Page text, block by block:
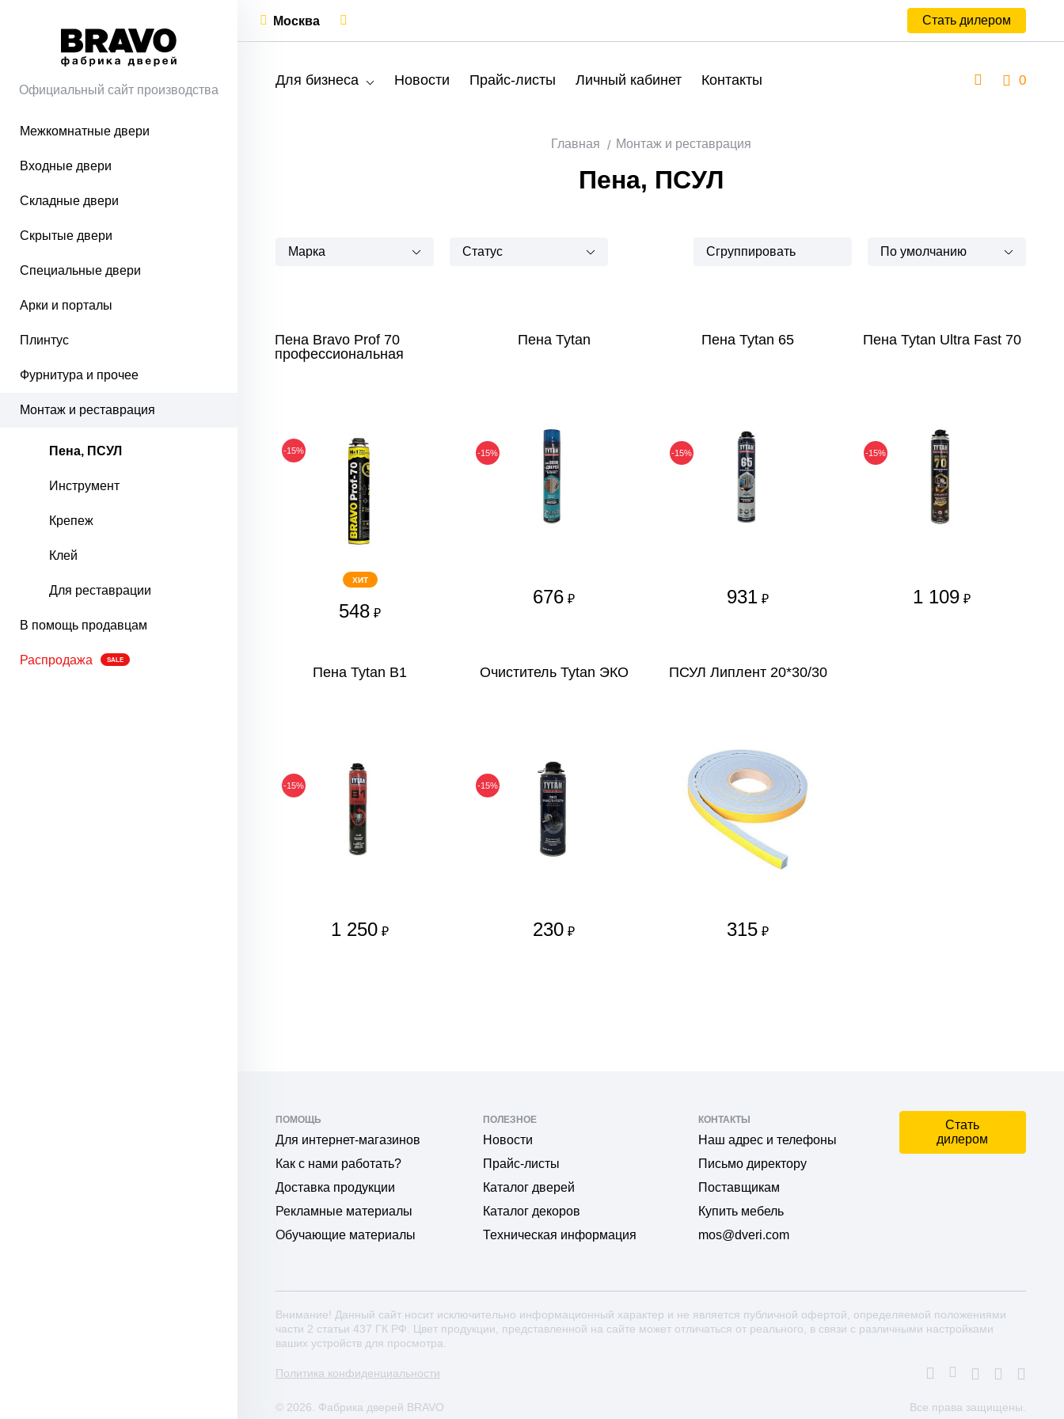
Официальный сайт производства
Межкомнатные двери
Входные двери
Складные двери
Скрытые двери
Специальные двери
Арки и порталы
Плинтус
Фурнитура и прочее
Монтаж и реставрация
Пена, ПСУЛ
Инструмент
Крепеж
Клей
Для реставрации
В помощь продавцам
Распродажа SALE
Москва Стать дилером
Для бизнеса Новости Прайс-листы Личный кабинет Контакты 0
Главная Монтаж и реставрация
Пена, ПСУЛ
Марка Статус Сгруппировать По умолчанию
Пена Bravo Prof 70
профессиональная
-15%
ХИТ
548 ₽
Пена Tytan
-15%
676 ₽
Пена Tytan 65
-15%
931 ₽
Пена Tytan Ultra Fast 70
-15%
1 109 ₽
Пена Tytan В1
-15%
1 250 ₽
Очиститель Tytan ЭКО
-15%
230 ₽
ПСУЛ Липлент 20*30/30
315 ₽
ПОМОЩЬ
Для интернет-магазинов
Как с нами работать?
Доставка продукции
Рекламные материалы
Обучающие материалы
ПОЛЕЗНОЕ
Новости
Прайс-листы
Каталог дверей
Каталог декоров
Техническая информация
КОНТАКТЫ
Наш адрес и телефоны
Письмо директору
Поставщикам
Купить мебель
mos@dveri.com
Стать
дилером
Внимание! Данный сайт носит исключительно информационный характер и не является публичной офертой, определяемой положениями
части 2 статьи 437 ГК РФ. Цвет продукции, представленной на сайте может отличаться от реального, в связи с различными настройками
ваших устройств для просмотра.
Политика конфиденциальности
© 2026. Фабрика дверей BRAVO Все права защищены.